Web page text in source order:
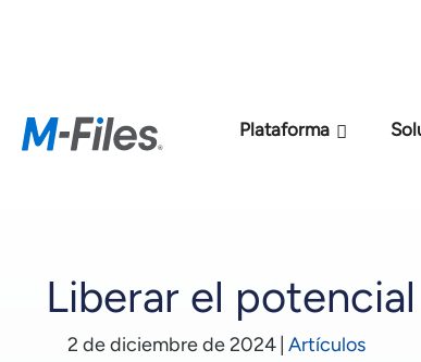
Plataforma
Liberar el
2 de diciembre de 2024 Artículos